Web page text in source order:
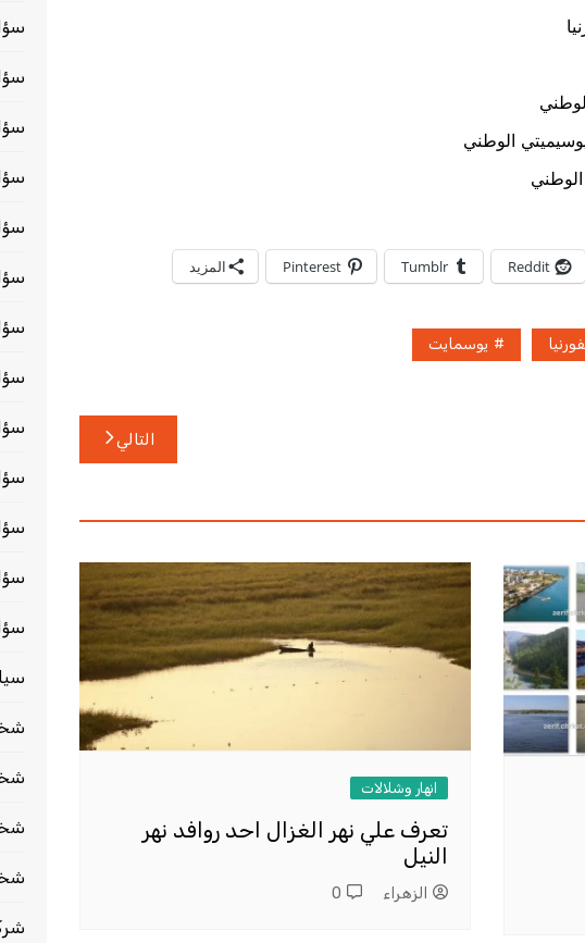
الوطني
Reddit
Tumblr
Pinterest المزيد
يوسمايت
التالي
انهار وشلالات
تعرف علي نهر الغزال احد روافد نهر
النيل
الزهراء 0